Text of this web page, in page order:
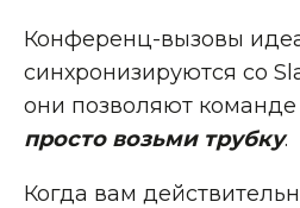
Конференц-вызовы
синхронизируются со
они позволяют
просто возьми трубку.
Когда вам